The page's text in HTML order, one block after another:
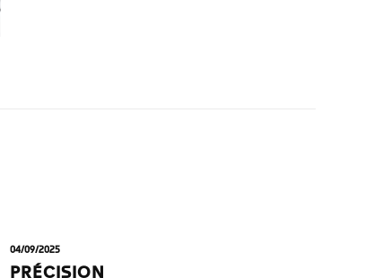
04/09/2025
PRÉCISION